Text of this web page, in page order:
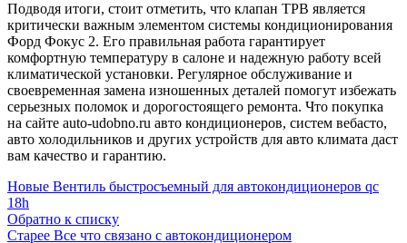
Подводя итоги, стоит отметить, что клапан ТРВ является
критически важным элементом системы кондиционирования
Форд Фокус 2. Его правильная работа гарантирует
комфортную температуру в салоне и надежную работу всей
климатической установки. Регулярное обслуживание и
своевременная замена изношенных деталей помогут избежать
серьезных поломок и дорогостоящего ремонта. Что покупка
на сайте auto-udobno.ru авто кондиционеров, систем вебасто,
авто холодильников и других устройств для авто климата даст
вам качество и гарантию.
Новые Вентиль быстросъемный для автокондиционеров qc
18h
Обратно к списку
Старее Все что связано с автокондиционером